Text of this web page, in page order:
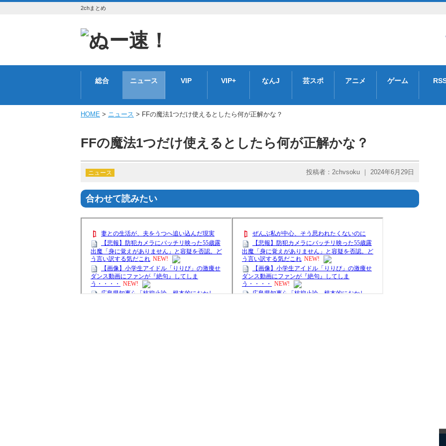
2chまとめ
総合 ニュース VIP VIP+ なんJ 芸スポ アニメ ゲーム
HOME > ニュース > FFの魔法1つだけ使えるとしたら何が正解かな？
FFの魔法1つだけ使えるとしたら何が正解かな？
ニュース 投稿者：2chvsoku ｜ 2024年6月29日
合わせて読みたい